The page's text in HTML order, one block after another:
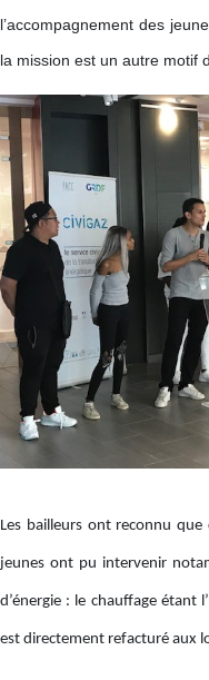
l’accompagnement des
la mission est un autre motif
Les bailleurs ont reconnu
jeunes ont pu intervenir
d’énergie : le chauffage étant
est directement refacturé aux